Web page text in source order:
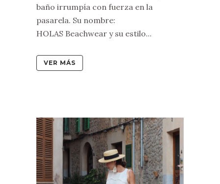
baño irrumpía con fuerza en la
pasarela. Su nombre:
HOLAS Beachwear y su estilo...
VER MÁS